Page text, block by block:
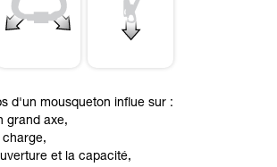
d'un mousqueton influe sur :
grand axe,
charge,
et la capacité,